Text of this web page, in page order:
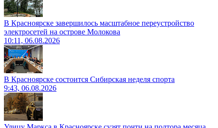
В Красноярске завершилось масштабное переустройство
электросетей на острове Молокова
10:11, 06.08.2026
В Красноярске состоится Сибирская неделя спорта
9:43, 06.08.2026